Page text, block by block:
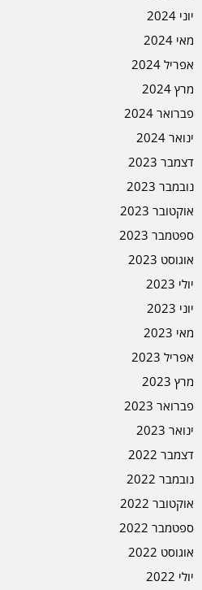
יוני 2024
מאי 2024
אפריל 2024
מרץ 2024
פברואר 2024
ינואר 2024
דצמבר 2023
נובמבר 2023
אוקטובר 2023
ספטמבר 2023
אוגוסט 2023
יולי 2023
יוני 2023
מאי 2023
אפריל 2023
מרץ 2023
פברואר 2023
ינואר 2023
דצמבר 2022
נובמבר 2022
אוקטובר 2022
ספטמבר 2022
אוגוסט 2022
יולי 2022